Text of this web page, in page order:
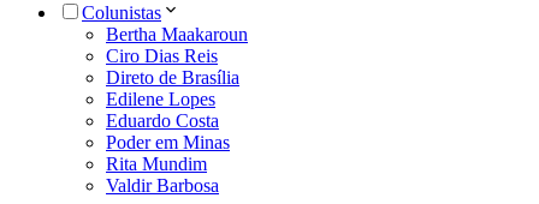
Colunistas
Bertha Maakaroun
Ciro Dias Reis
Direto de Brasília
Edilene Lopes
Eduardo Costa
Poder em Minas
Rita Mundim
Valdir Barbosa